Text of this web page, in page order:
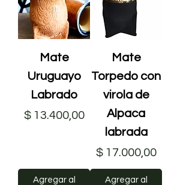
Mate
Uruguayo
Labrado
Precio
$ 13.400,00
Agregar al
Mate
Torpedo con
virola de
Alpaca
labrada
Precio
$ 17.000,00
Agregar al